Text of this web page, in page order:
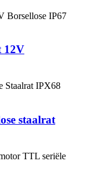
12V
staalrat